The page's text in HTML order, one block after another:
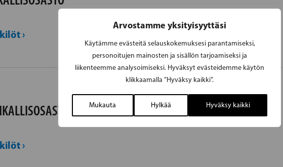
Arvostamme yksityisyyttäsi
Käytämme evästeitä selauskokemuksesi parantamiseksi,
personoitujen mainosten ja sisällön tarjoamiseksi ja
liikenteemme analysoimiseksi. Hyväksyt evästeidemme käytön
klikkaamalla ”Hyväksy kaikki”.
Mukauta Hylkää Hyväksy kaikki
›
›